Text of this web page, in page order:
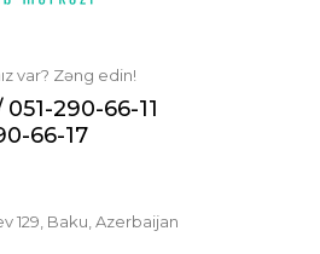
var? Zəng edin!
051-290-66-11
66-17
129, Baku, Azerbaijan